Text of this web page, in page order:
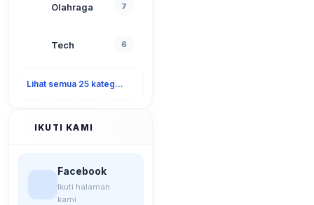
Olahraga 7
Tech 6
Lihat semua 25 kategori
IKUTI KAMI
Facebook
Ikuti halaman
kami